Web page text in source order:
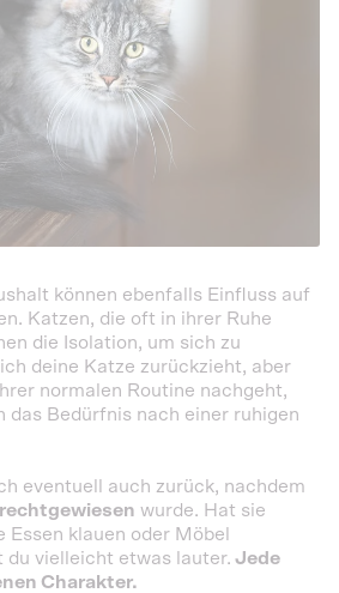
können ebenfalls Einfluss auf
Katzen, die oft in ihrer Ruhe
die Isolation, um sich zu
deine Katze zurückzieht, aber
normalen Routine nachgeht,
das Bedürfnis nach einer ruhigen
eventuell auch zurück, nachdem
wurde. Hat sie
Essen klauen oder Möbel
du vielleicht etwas lauter. Jede
Charakter.